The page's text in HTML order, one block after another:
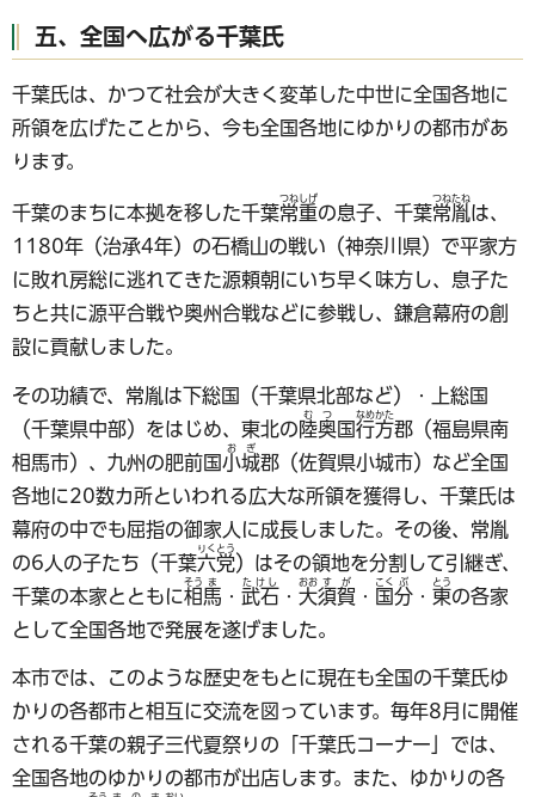
五、全国へ広がる千葉氏
千葉氏は、かつて社会が大きく変革した中世に全国各地に
所領を広げたことから、今も全国各地にゆかりの都市があ
ります。
千葉のまちに本拠を移した千葉常重
つねしげ
の息子、千葉常胤
つねたね
は、
1180年（治承4年）の石橋山の戦い（神奈川県）で平家方
に敗れ房総に逃れてきた源頼朝にいち早く味方し、息子た
ちと共に源平合戦や奥州合戦などに参戦し、鎌倉幕府の創
設に貢献しました。
その功績で、常胤は下総国（千葉県北部など）・上総国
（千葉県中部）をはじめ、東北の陸
む
奥
つ
国行
なめ
方
かた
郡（福島県南
相馬市）、九州の肥前国小
お
城
ぎ
郡（佐賀県小城市）など全国
各地に20数カ所といわれる広大な所領を獲得し、千葉氏は
幕府の中でも屈指の御家人に成長しました。その後、常胤
の6人の子たち（千葉六
りく
党
とう
）はその領地を分割して引継ぎ、
千葉の本家とともに相
そう
馬
ま
・ 武石
たけし
・ 大
おお
須
す
賀
が
・ 国
こく
分
ぶ
・ 東
とう
の各家
として全国各地で発展を遂げました。
本市では、このような歴史をもとに現在も全国の千葉氏ゆ
かりの各都市と相互に交流を図っています。毎年8月に開催
される千葉の親子三代夏祭りの「千葉氏コーナー」では、
全国各地のゆかりの都市が出店します。また、ゆかりの各